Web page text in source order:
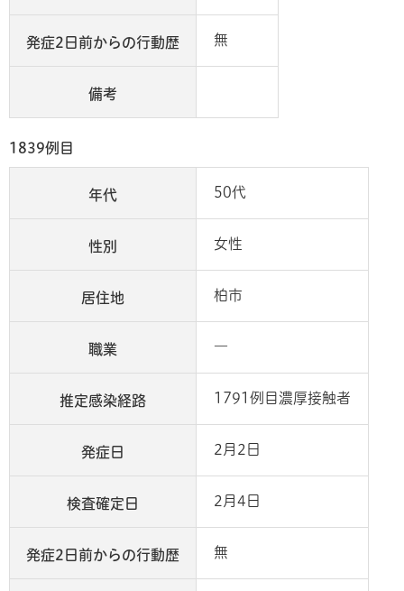
発症2日前からの行動歴 無
備考
1839例目
年代 50代
性別 女性
居住地 柏市
職業 ―
推定感染経路 1791例目濃厚接触者
発症日 2月2日
検査確定日 2月4日
発症2日前からの行動歴 無